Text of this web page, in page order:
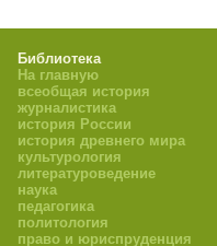
Библиотека
На главную
всеобщая история
журналистика
история России
история древнего мира
культурология
литературоведение
наука
педагогика
политология
право и юриспруденция